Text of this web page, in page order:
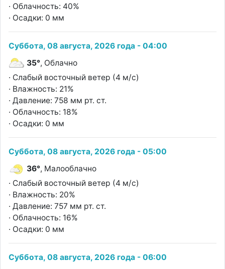
· Облачность: 40%
· Осадки: 0 мм
Суббота, 08 августа, 2026 года - 04:00
35°, Облачно
· Слабый восточный ветер (4 м/с)
· Влажность: 21%
· Давление: 758 мм рт. ст.
· Облачность: 18%
· Осадки: 0 мм
Суббота, 08 августа, 2026 года - 05:00
36°, Малооблачно
· Слабый восточный ветер (4 м/с)
· Влажность: 20%
· Давление: 757 мм рт. ст.
· Облачность: 16%
· Осадки: 0 мм
Суббота, 08 августа, 2026 года - 06:00